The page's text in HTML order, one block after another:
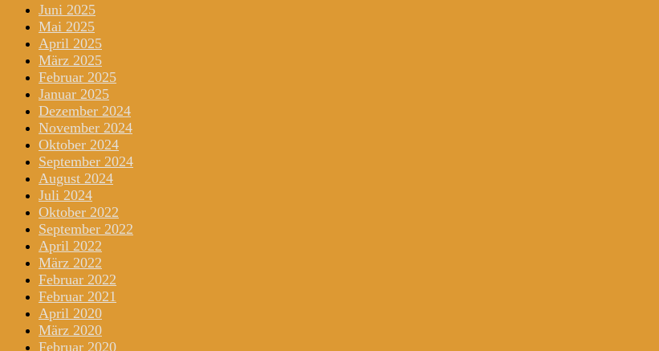
Juni 2025
Mai 2025
April 2025
März 2025
Februar 2025
Januar 2025
Dezember 2024
November 2024
Oktober 2024
September 2024
August 2024
Juli 2024
Oktober 2022
September 2022
April 2022
März 2022
Februar 2022
Februar 2021
April 2020
März 2020
Februar 2020